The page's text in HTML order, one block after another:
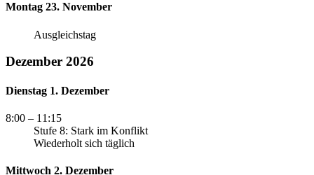
Montag 23. November
Ausgleichstag
Dezember 2026
Dienstag 1. Dezember
8:00 – 11:15
Stufe 8: Stark im Konflikt
Wiederholt sich täglich
Mittwoch 2. Dezember